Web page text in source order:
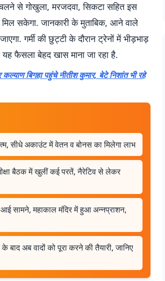
से गोखुला, मरजदवा, सिकटा सहित इस
सकेगा. जानकारी के मुताबिक, आने वाले
गर्मी की छुट्टी के दौरान ट्रेनों में भीड़भाड़
फैसला बेहद खास माना जा रहा है.
बिगहा पहुंचे नीतीश कुमार, बेटे निशांत भी रहे
सीधे अकाउंट में वेतन व बोनस का मिलेगा लाभ
बैठक में खुलीं कई परतें, नैरेटिव से लेकर
सामने, महाकाल मंदिर में हुआ अन्नप्राशन,
बाद अब वादों को पूरा करने की तैयारी, जानिए